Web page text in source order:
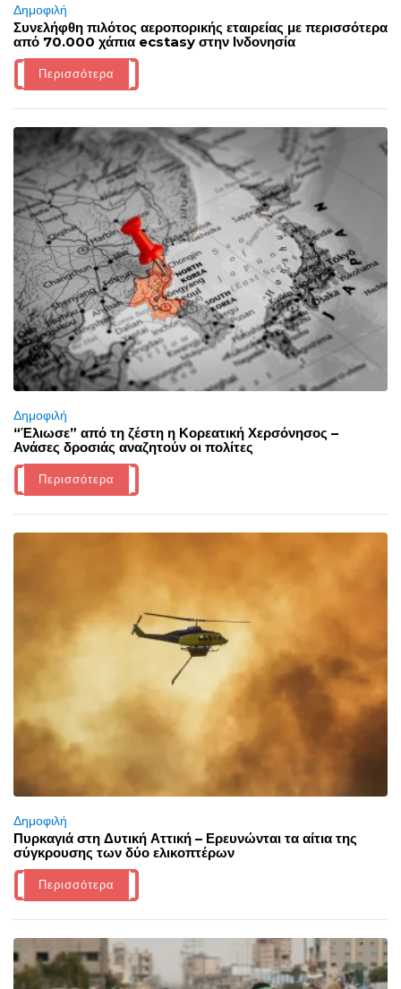
Δημοφιλή
Συνελήφθη πιλότος αεροπορικής εταιρείας με περισσότερα
από 70.000 χάπια ecstasy στην Ινδονησία
Περισσότερα
Δημοφιλή
“Έλιωσε” από τη ζέστη η Κορεατική Χερσόνησος –
Ανάσες δροσιάς αναζητούν οι πολίτες
Περισσότερα
Δημοφιλή
Πυρκαγιά στη Δυτική Αττική – Ερευνώνται τα αίτια της
σύγκρουσης των δύο ελικοπτέρων
Περισσότερα